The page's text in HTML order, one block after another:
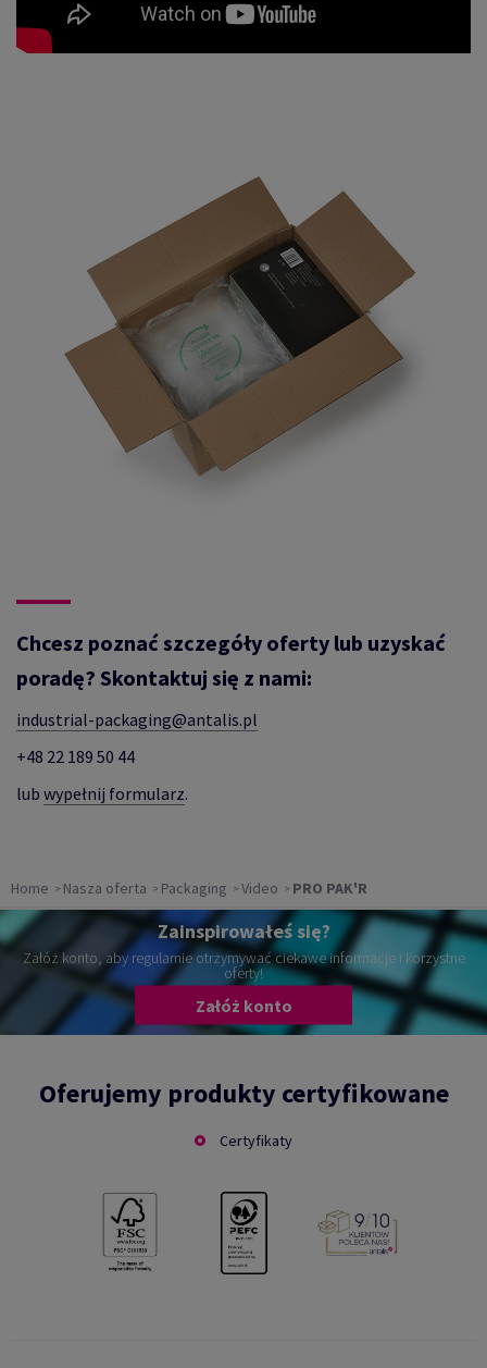
Chcesz poznać szczegóły oferty lub uzyskać
poradę? Skontaktuj się z nami:
industrial-packaging@antalis.pl
+48 22 189 50 44
lub wypełnij formularz.
Home Nasza oferta Packaging Video PRO PAK'R
Zainspirowałeś się?
Załóż konto, aby regularnie otrzymywać ciekawe informacje i korzystne
oferty!
Załóż konto
Oferujemy produkty certyfikowane
Certyfikaty